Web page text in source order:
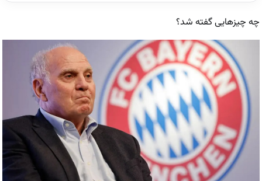
چه چیزهایی گفته شد؟